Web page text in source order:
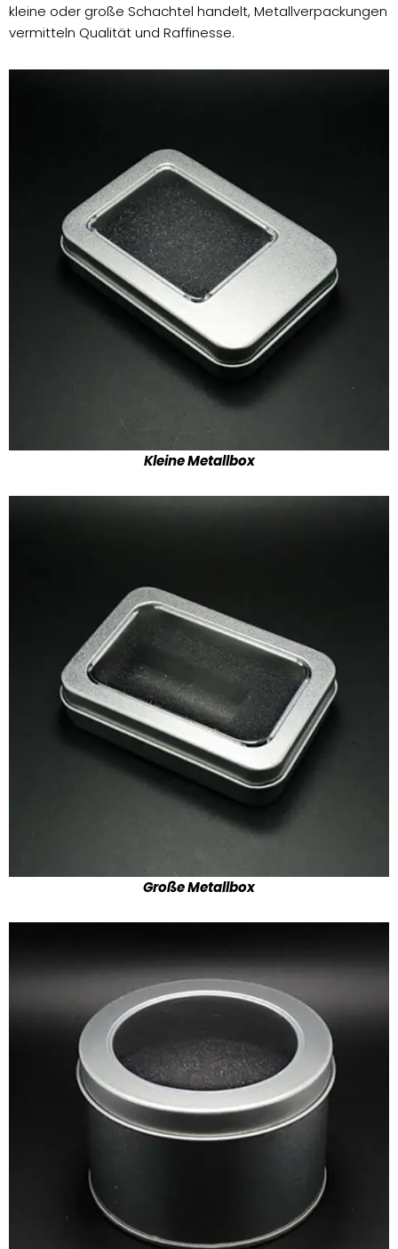
kleine oder große Schachtel handelt, Metallverpackungen
vermitteln Qualität und Raffinesse.
Kleine Metallbox
Große Metallbox